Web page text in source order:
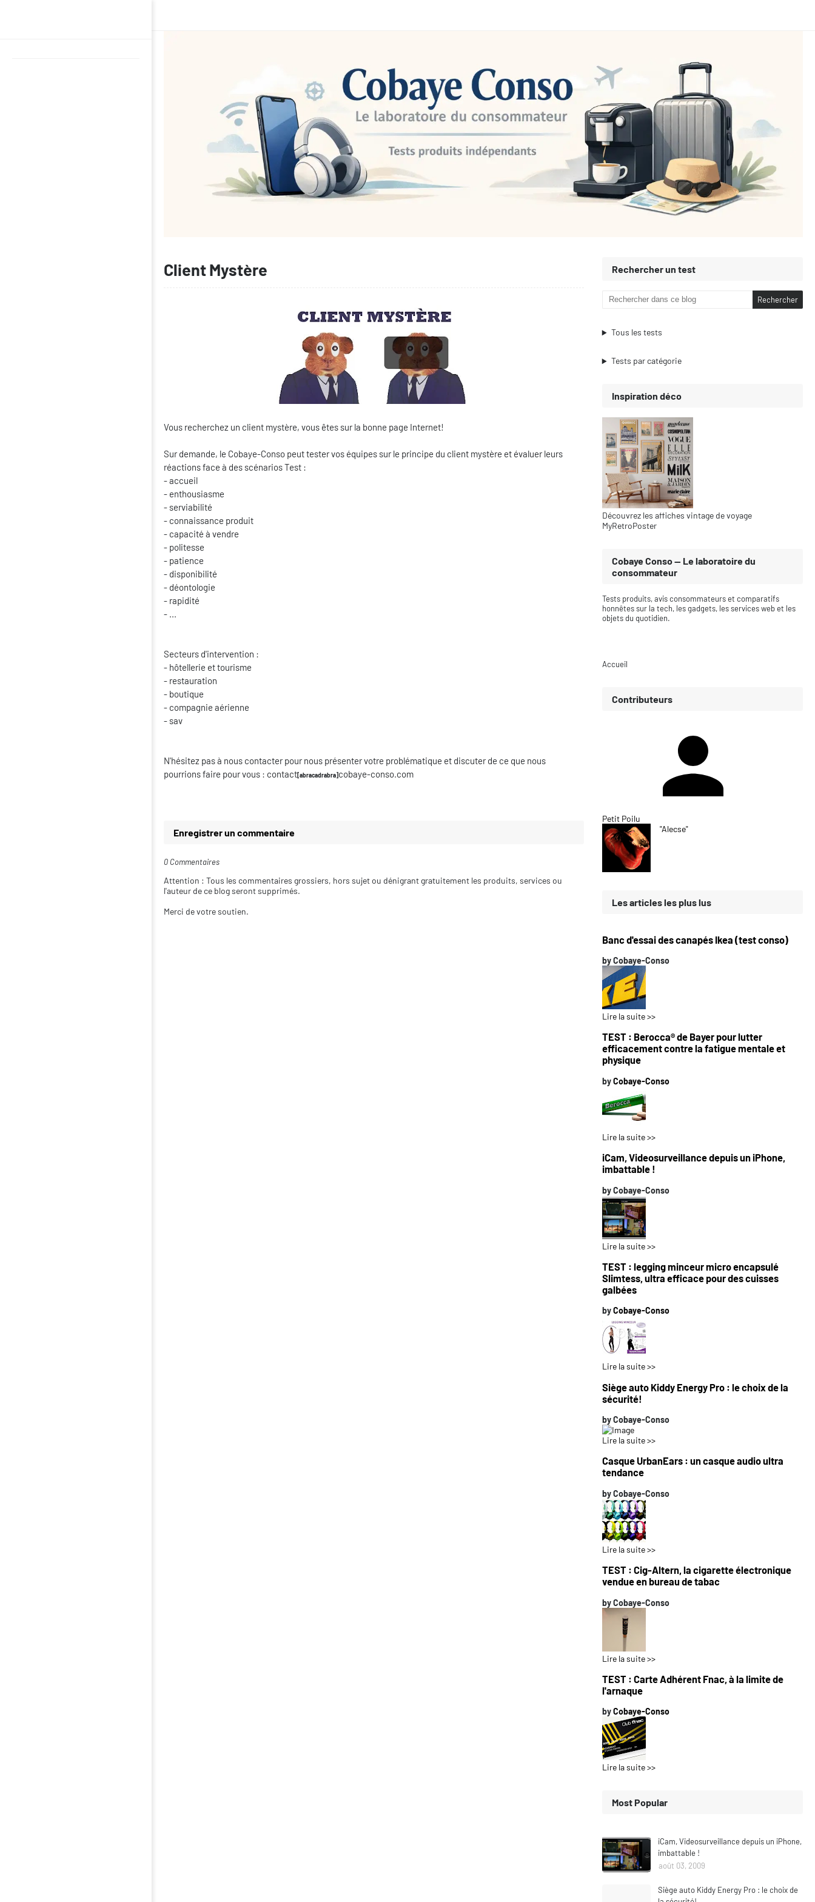
Client Mystère
Vous recherchez un client mystère, vous êtes sur la bonne page Internet!
Sur demande, le Cobaye-Conso peut tester vos équipes sur le principe du client mystère et évaluer leurs
réactions face à des scénarios Test :
- accueil
- enthousiasme
- serviabilité
- connaissance produit
- capacité à vendre
- politesse
- patience
- disponibilité
- déontologie
- rapidité
- ...
Secteurs d'intervention :
- hôtellerie et tourisme
- restauration
- boutique
- compagnie aérienne
- sav
N'hésitez pas à nous contacter pour nous présenter votre problématique et discuter de ce que nous
pourrions faire pour vous : contact[abracadrabra]cobaye-conso.com
Enregistrer un commentaire
0 Commentaires
Attention : Tous les commentaires grossiers, hors sujet ou dénigrant gratuitement les produits, services ou
l'auteur de ce blog seront supprimés.
Merci de votre soutien.
Rechercher un test
Tous les tests
Tests par catégorie
Inspiration déco
Découvrez les affiches vintage de voyage
MyRetroPoster
Cobaye Conso — Le laboratoire du
consommateur
Tests produits, avis consommateurs et comparatifs
honnêtes sur la tech, les gadgets, les services web et les
objets du quotidien.
Accueil
Contributeurs
Petit Poilu
"Alecse"
Les articles les plus lus
Banc d'essai des canapés Ikea (test conso)
byCobaye-Conso
Lire la suite >>
TEST : Berocca® de Bayer pour lutter
efficacement contre la fatigue mentale et
physique
byCobaye-Conso
Lire la suite >>
iCam, Videosurveillance depuis un iPhone,
imbattable !
byCobaye-Conso
Lire la suite >>
TEST : legging minceur micro encapsulé
Slimtess, ultra efficace pour des cuisses
galbées
byCobaye-Conso
Lire la suite >>
Siège auto Kiddy Energy Pro : le choix de la
sécurité!
byCobaye-Conso
Lire la suite >>
Casque UrbanEars : un casque audio ultra
tendance
byCobaye-Conso
Lire la suite >>
TEST : Cig-Altern, la cigarette électronique
vendue en bureau de tabac
byCobaye-Conso
Lire la suite >>
TEST : Carte Adhérent Fnac, à la limite de
l'arnaque
byCobaye-Conso
Lire la suite >>
Most Popular
iCam, Videosurveillance depuis un iPhone,
imbattable !
août 03, 2009
Siège auto Kiddy Energy Pro : le choix de